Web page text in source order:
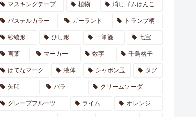
マスキングテープ 植物 消しゴムはんこ
パステルカラー ガーランド トランプ柄
紗綾形 ひし形 一筆箋 七宝
言葉 マーカー 数字 千鳥格子
はてなマーク 液体 シャボン玉 タグ
矢印 バラ クリームソーダ
グレープフルーツ ライム オレンジ